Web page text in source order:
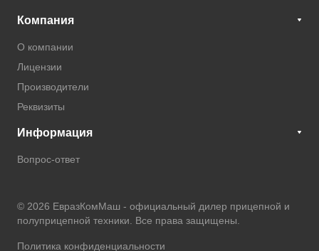
Компания
О компании
Лицензии
Производители
Реквизиты
Информация
Вопрос-ответ
© 2026 ЕвразКомМаш - официальный дилер прицепной и
полуприцепной техники . Все права защищены.
Политика конфиденциальности